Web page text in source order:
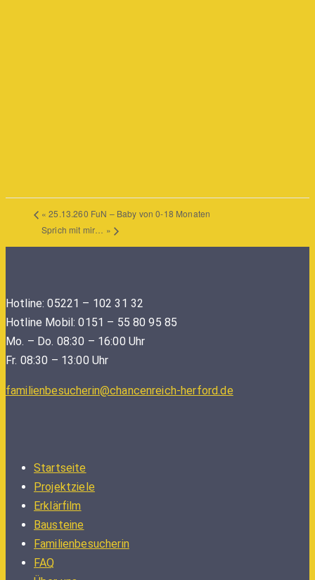
« 25.13.260 FuN – Baby von 0-18 Monaten
Sprich mit mir… »
Hotline: 05221 – 102 31 32
Hotline Mobil: 0151 – 55 80 95 85
Mo. – Do. 08:30 – 16:00 Uhr
Fr. 08:30 – 13:00 Uhr
familienbesucherin@chancenreich-herford.de
Startseite
Projektziele
Erklärfilm
Bausteine
Familienbesucherin
FAQ